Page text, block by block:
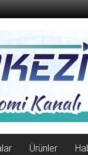
Ürünler